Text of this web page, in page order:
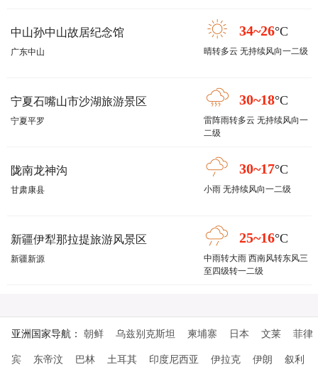
中山孙中山故居纪念馆
广东中山
34~26°C
晴转多云 无持续风向一二级
宁夏石嘴山市沙湖旅游景区
宁夏平罗
30~18°C
雷阵雨转多云 无持续风向一
二级
陇南龙神沟
甘肃康县
30~17°C
小雨 无持续风向一二级
新疆伊犁那拉提旅游风景区
新疆新源
25~16°C
中雨转大雨 西南风转东风三
至四级转一二级
亚洲国家导航： 朝鲜 乌兹别克斯坦 柬埔寨 日本 文莱 菲律
宾 东帝汶 巴林 土耳其 印度尼西亚 伊拉克 伊朗 叙利